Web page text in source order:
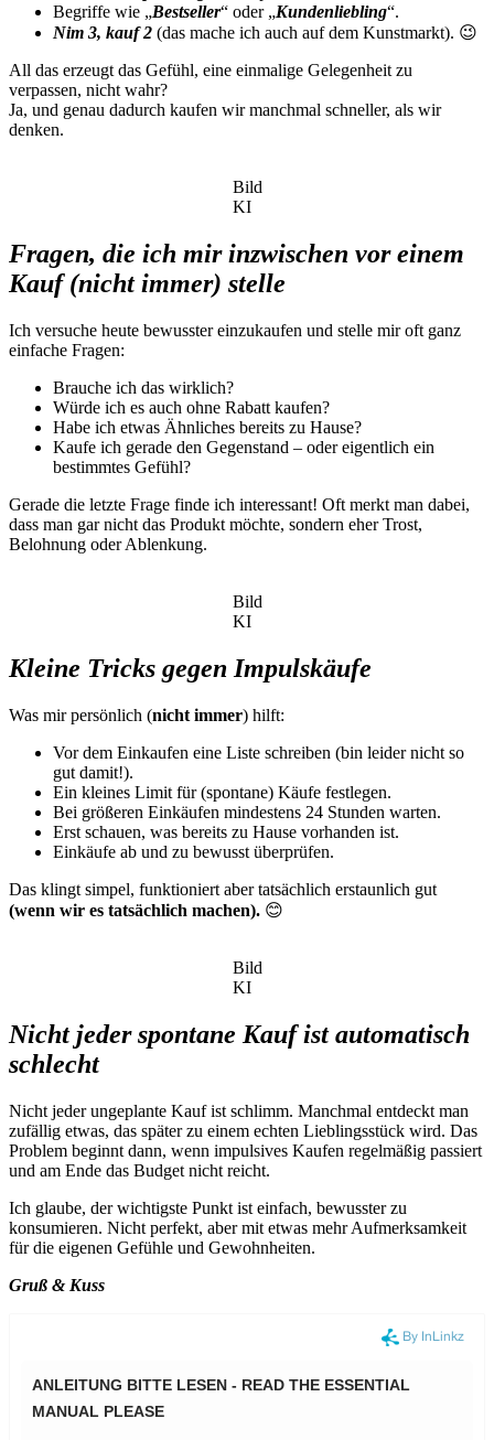
Begriffe wie „Bestseller“ oder „Kundenliebling“.
Nim 3, kauf 2 (das mache ich auch auf dem Kunstmarkt). 😉
All das erzeugt das Gefühl, eine einmalige Gelegenheit zu
verpassen, nicht wahr?
Ja, und genau dadurch kaufen wir manchmal schneller, als wir
denken.
Bild
KI
Fragen, die ich mir inzwischen vor einem
Kauf (nicht immer) stelle
Ich versuche heute bewusster einzukaufen und stelle mir oft ganz
einfache Fragen:
Brauche ich das wirklich?
Würde ich es auch ohne Rabatt kaufen?
Habe ich etwas Ähnliches bereits zu Hause?
Kaufe ich gerade den Gegenstand – oder eigentlich ein
bestimmtes Gefühl?
Gerade die letzte Frage finde ich interessant! Oft merkt man dabei,
dass man gar nicht das Produkt möchte, sondern eher Trost,
Belohnung oder Ablenkung.
Bild
KI
Kleine Tricks gegen Impulskäufe
Was mir persönlich (nicht immer) hilft:
Vor dem Einkaufen eine Liste schreiben (bin leider nicht so
gut damit!).
Ein kleines Limit für (spontane) Käufe festlegen.
Bei größeren Einkäufen mindestens 24 Stunden warten.
Erst schauen, was bereits zu Hause vorhanden ist.
Einkäufe ab und zu bewusst überprüfen.
Das klingt simpel, funktioniert aber tatsächlich erstaunlich gut
(wenn wir es tatsächlich machen). 😊
Bild
KI
Nicht jeder spontane Kauf ist automatisch
schlecht
Nicht jeder ungeplante Kauf ist schlimm. Manchmal entdeckt man
zufällig etwas, das später zu einem echten Lieblingsstück wird. Das
Problem beginnt dann, wenn impulsives Kaufen regelmäßig passiert
und am Ende das Budget nicht reicht.
Ich glaube, der wichtigste Punkt ist einfach, bewusster zu
konsumieren. Nicht perfekt, aber mit etwas mehr Aufmerksamkeit
für die eigenen Gefühle und Gewohnheiten.
Gruß & Kuss